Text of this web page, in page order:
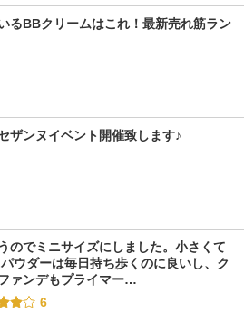
るBBクリームはこれ！最新売れ筋ラン
ザンヌイベント開催致します♪
のでミニサイズにしました。小さくて
ウダーは毎日持ち歩くのに良いし、ク
ァンデもプライマー…
6